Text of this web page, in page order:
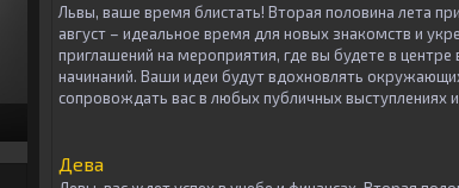
Львы, ваше время блистать! Вторая половина лета
август – идеальное время для новых знакомств и
приглашений на мероприятия, где вы будете в
начинаний. Ваши идеи будут вдохновлять
сопровождать вас в любых публичных выступлениях
Дева